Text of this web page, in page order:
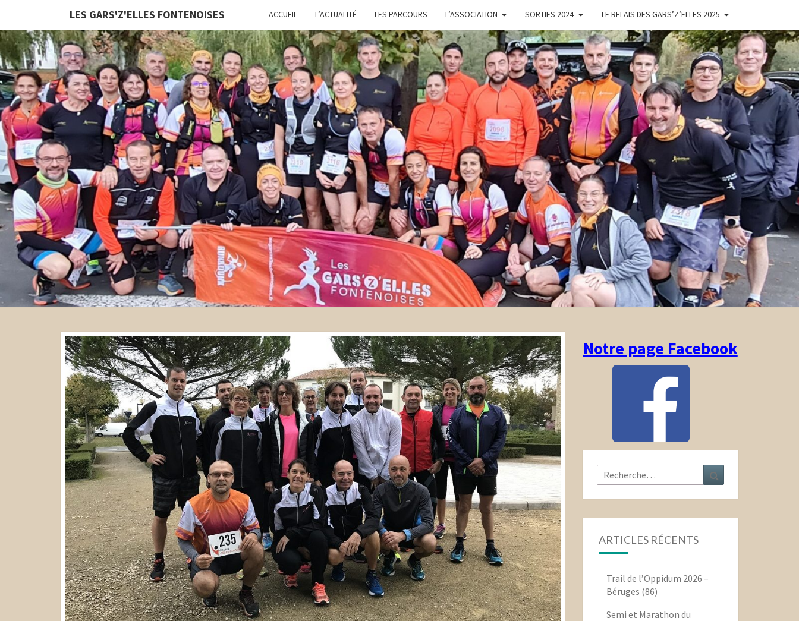
LES GARS'Z'ELLES FONTENOISES ACCUEIL L’ACTUALITÉ LES PARCOURS L’ASSOCIATION SORTIES 2024 LE RELAIS DES GARS’Z’ELLES 2025
LES
GARS'Z'ELLES
FONTENOISES
Notre page Facebook
Rechercher :
ARTICLES RÉCENTS
Trail de l’Oppidum 2026 –
Béruges (86)
Semi et Marathon du